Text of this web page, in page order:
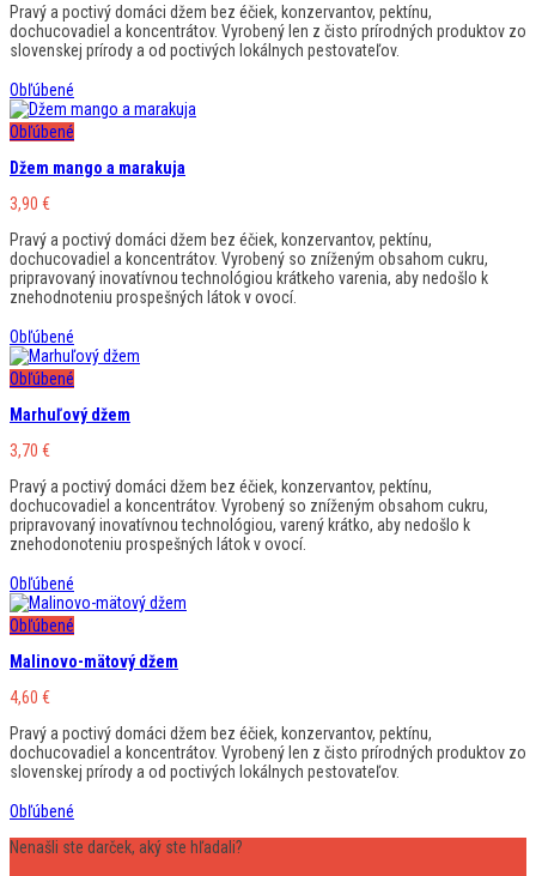
Pravý a poctivý domáci džem bez éčiek, konzervantov, pektínu,
dochucovadiel a koncentrátov. Vyrobený len z čisto prírodných produktov zo
slovenskej prírody a od poctivých lokálnych pestovateľov.
Obľúbené
Obľúbené
Džem mango a marakuja
3,90 €
Pravý a poctivý domáci džem bez éčiek, konzervantov, pektínu,
dochucovadiel a koncentrátov. Vyrobený so zníženým obsahom cukru,
pripravovaný inovatívnou technológiou krátkeho varenia, aby nedošlo k
znehodnoteniu prospešných látok v ovocí.
Obľúbené
Obľúbené
Marhuľový džem
3,70 €
Pravý a poctivý domáci džem bez éčiek, konzervantov, pektínu,
dochucovadiel a koncentrátov. Vyrobený so zníženým obsahom cukru,
pripravovaný inovatívnou technológiou, varený krátko, aby nedošlo k
znehodonoteniu prospešných látok v ovocí.
Obľúbené
Obľúbené
Malinovo-mätový džem
4,60 €
Pravý a poctivý domáci džem bez éčiek, konzervantov, pektínu,
dochucovadiel a koncentrátov. Vyrobený len z čisto prírodných produktov zo
slovenskej prírody a od poctivých lokálnych pestovateľov.
Obľúbené
Nenašli ste darček, aký ste hľadali?